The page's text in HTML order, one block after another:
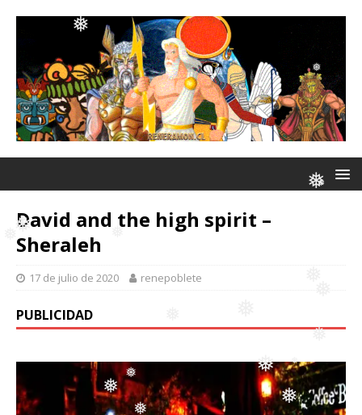
❅
❅ ❅
❅
❅
❅
❅
❅ ❅
❅
❅
David and the high spirit –
Sheraleh
17 de julio de 2020 renepoblete
PUBLICIDAD